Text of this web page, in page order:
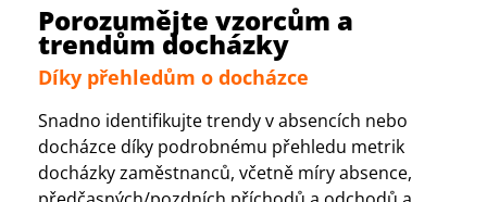
Porozumějte vzorcům a
trendům docházky
Díky přehledům o docházce
Snadno identifikujte trendy v absencích nebo
docházce díky podrobnému přehledu metrik
docházky zaměstnanců, včetně míry absence,